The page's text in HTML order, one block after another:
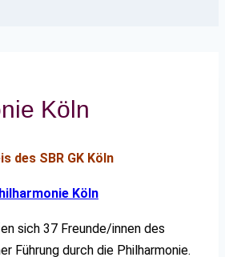
Köln
des SBR GK Köln
Köln
sich 37 Freunde/innen des
Führung durch die Philharmonie.